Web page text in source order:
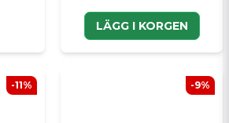
LÄGG I KORGEN
-11% -9%